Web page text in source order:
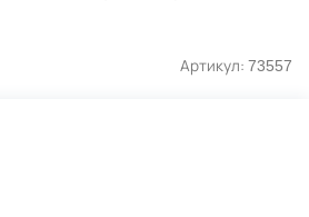
Артикул: 73557